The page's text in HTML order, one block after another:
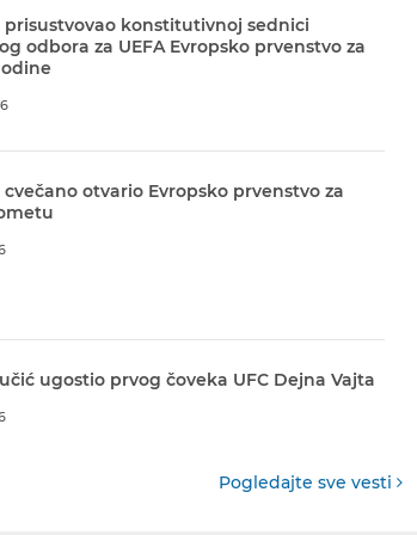
prisustvovao konstitutivnoj sednici
odbora za UEFA Evropsko prvenstvo za
otvario Evropsko prvenstvo za
ugostio prvog čoveka UFC Dejna Vajta
Pogledajte sve vesti